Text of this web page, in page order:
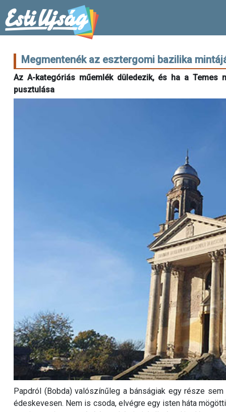
Megmentenék az esztergomi bazilika
Az A-kategóriás műemlék düledezik, és ha a Temes
pusztulása
Papdról (Bobda) valószínűleg a bánságiak egy része
édeskevesen. Nem is csoda, elvégre egy isten háta